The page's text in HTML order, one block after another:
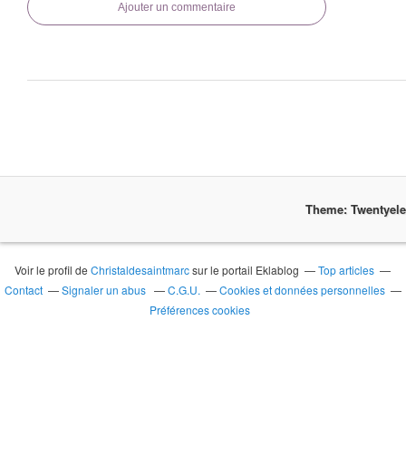
Ajouter un commentaire
Theme:
Voir le profil deChristaldesaintmarcsur le portail Eklablog
Top articles
Contact
Signaler un abus C.G.U.
Cookies et données personnelles
Préférences cookies